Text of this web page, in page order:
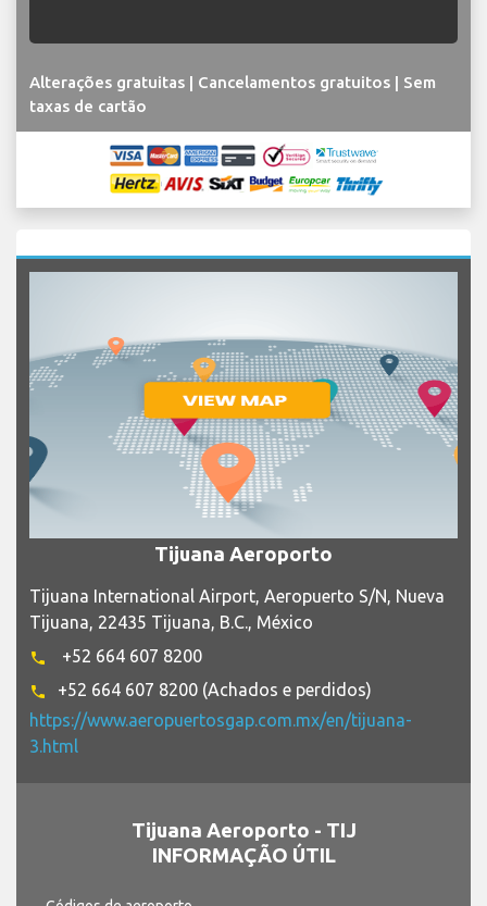
Alterações gratuitas | Cancelamentos gratuitos | Sem
taxas de cartão
Tijuana Aeroporto
Tijuana International Airport, Aeropuerto S/N, Nueva
Tijuana, 22435 Tijuana, B.C., México
phone +52 664 607 8200
phone
+52 664 607 8200 (Achados e perdidos)
https://www.aeropuertosgap.com.mx/en/tijuana-
3.html
Tijuana Aeroporto - TIJ
INFORMAÇÃO ÚTIL